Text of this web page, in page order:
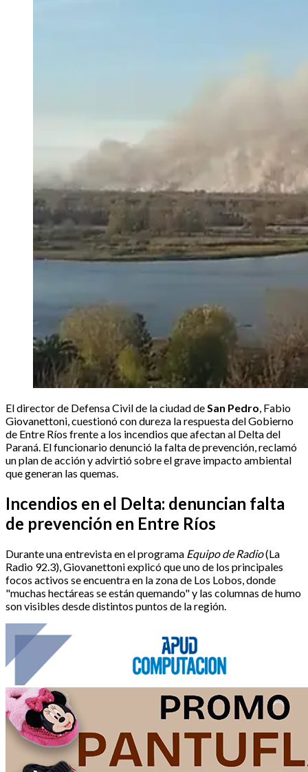
El director de Defensa Civil de la ciudad deSan Pedro, Fabio
Giovanettoni, cuestionó con dureza la respuesta del Gobierno
de Entre Ríos frente a los incendios que afectan al Delta del
Paraná. El funcionario denunció la falta de prevención, reclamó
un plan de acción y advirtió sobre el grave impacto ambiental
que generan las quemas.
Incendios en el Delta: denuncian falta
de prevención en Entre Ríos
Durante una entrevista en el programa Equipo de Radio(La
Radio 92.3), Giovanettoni explicó que uno de los principales
focos activos se encuentra en la zona de Los Lobos, donde
"muchas hectáreas se están quemando" y las columnas de humo
son visibles desde distintos puntos de la región.